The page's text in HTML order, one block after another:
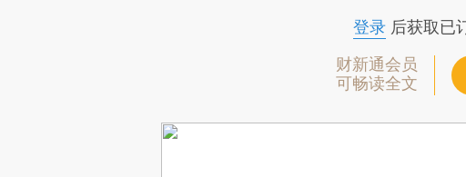
登录后获取已
财新通会员
可畅读全文